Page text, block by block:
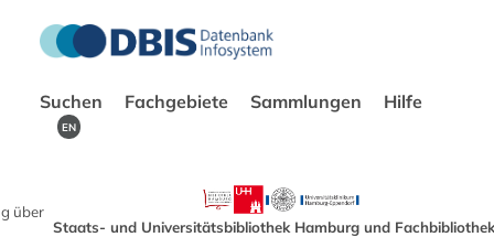
Suchen Fachgebiete Sammlungen Hilfe
EN
über
Staats- und Universitätsbibliothek Hamburg und